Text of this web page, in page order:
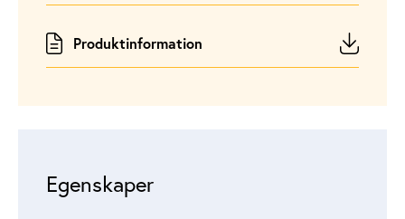
Produktinformation
Egenskaper